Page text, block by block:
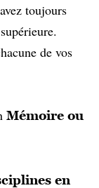
toujours
de vos
Mémoire ou
en